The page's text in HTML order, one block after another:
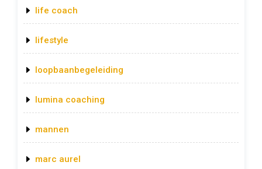
life coach
lifestyle
loopbaanbegeleiding
lumina coaching
mannen
marc aurel